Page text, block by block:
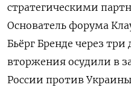
стратегическими
Основатель форума
Бьёрг Бренде через три
вторжения осудили в
России против